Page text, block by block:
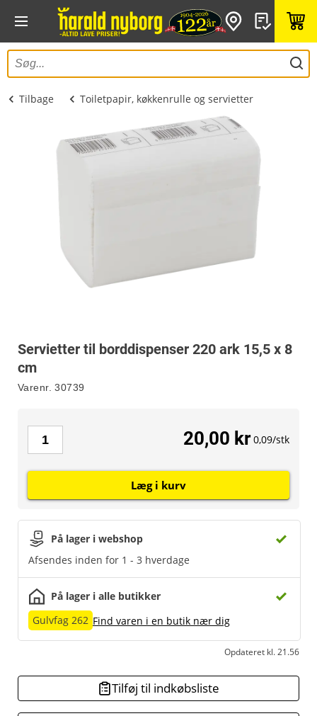
Tilbage Toiletpapir, køkkenrulle og servietter
Servietter til borddispenser 220 ark 15,5 x 8
cm
Varenr. 30739
På lager i webshop
Afsendes inden for 1 - 3 hverdage
På lager i alle butikker
Gulvfag 262 Find varen i en butik nær dig
Opdateret kl. 21.56
20,00 kr 0,09/stk
Læg i kurv
Tilføj til indkøbsliste